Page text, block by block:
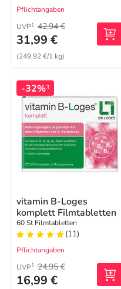
Pflichtangaben
UVP1 42,94 €
31,99 €
(249,92 €/1 kg)
-32%3
vitamin B-Loges
komplett Filmtabletten
60 St Filmtabletten
(11)
Pflichtangaben
UVP1 24,95 €
16,99 €